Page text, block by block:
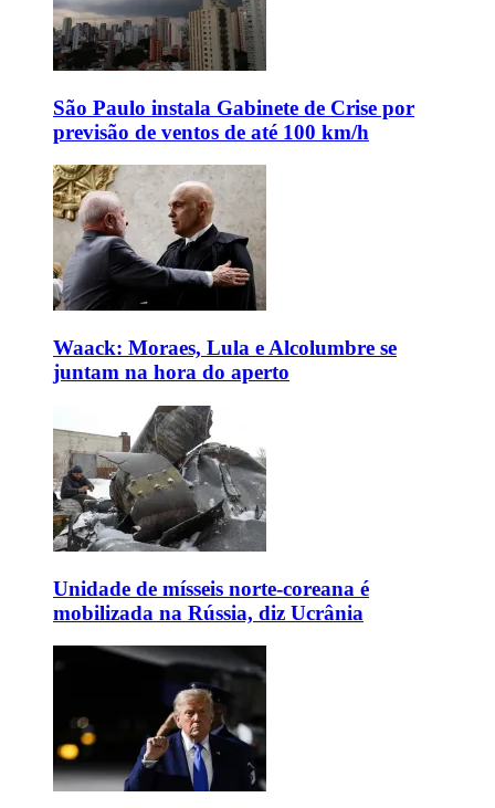
São Paulo instala Gabinete de Crise por
previsão de ventos de até 100 km/h
Waack: Moraes, Lula e Alcolumbre se
juntam na hora do aperto
Unidade de mísseis norte-coreana é
mobilizada na Rússia, diz Ucrânia